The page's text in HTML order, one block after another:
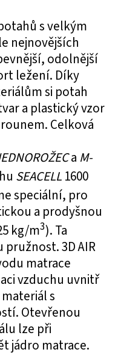
s velkým
nejnovějších
odolnější
ležení. Díky
si potah
a plastický vzor
Celková
a M-
SEACELL 1600
speciální, pro
a prodyšnou
kg/m3). Ta
3D AIR
matrace
vzduchu uvnitř
s
Otevřenou
lze při
jádro matrace.